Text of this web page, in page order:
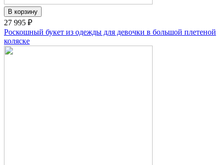
27 995 ₽
Роскошный букет из одежды для девочки в большой плетеной
коляске